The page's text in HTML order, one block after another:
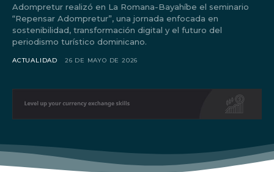
Adompretur realizó en La Romana-Bayahíbe el seminario
“Repensar Adompretur”, una jornada enfocada en
sostenibilidad, transformación digital y el futuro del
periodismo turístico dominicano.
ACTUALIDAD 26 DE MAYO DE 2026